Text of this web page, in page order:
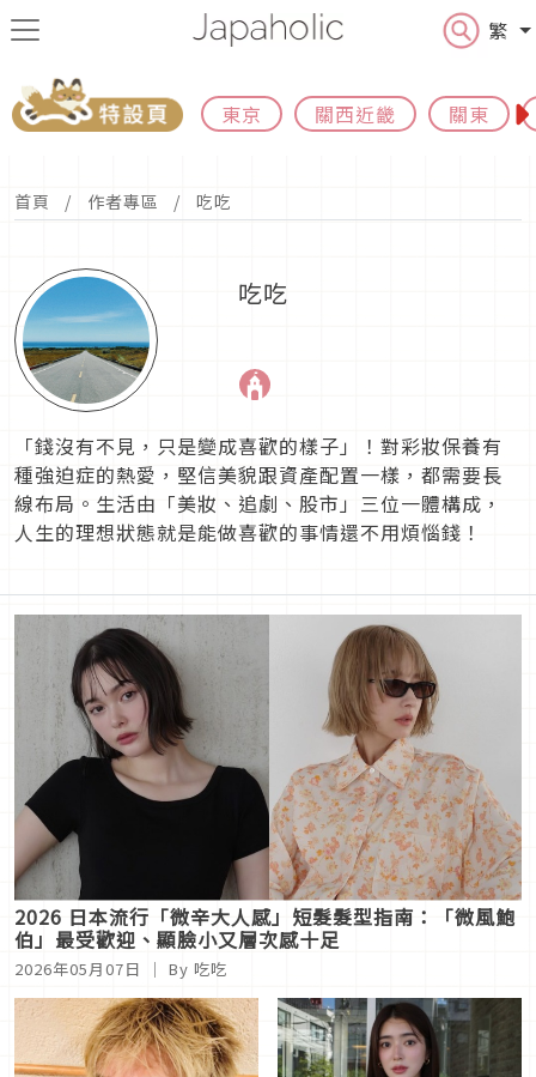
繁
東京 關西近畿 關東
首頁 作者專區 吃吃
吃吃
「錢沒有不見，只是變成喜歡的樣子」！對彩妝保養有
種強迫症的熱愛，堅信美貌跟資產配置一樣，都需要長
線布局。生活由「美妝、追劇、股市」三位一體構成，
人生的理想狀態就是能做喜歡的事情還不用煩惱錢！
2026 日本流行「微辛大人感」短髮髮型指南：「微風鮑
伯」最受歡迎、顯臉小又層次感十足
2026年05月07日 ｜ By 吃吃